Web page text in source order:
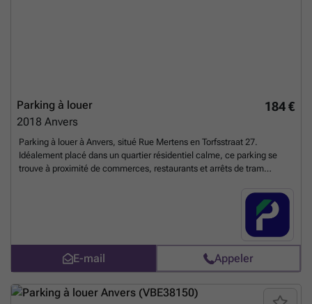
184 €
Parking à louer
2018 Anvers
Parking à louer à Anvers, situé Rue Mertens en Torfsstraat 27.
Idéalement placé dans un quartier résidentiel calme, ce parking se
trouve à proximité de commerces, restaurants et arrêts de tram
axes, il constitue une solution parfaite pour les riverains et les
travailleurs du quartier souhaitant un stationnement sûr et pratique.
Réservez votre place en ligne dès aujourd'hui. Vous pouvez réserver
En savoir plus ?
E-mail Appeler